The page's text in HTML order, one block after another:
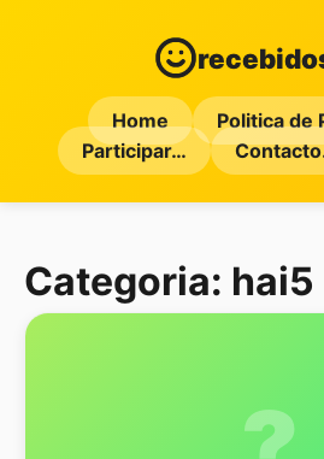
Home
Politica de
Participar…
Categoria: hai5